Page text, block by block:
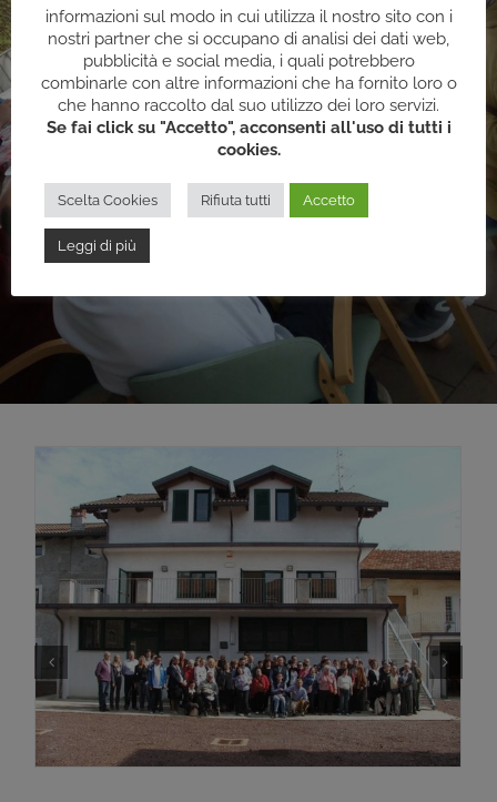
informazioni sul modo in cui utilizza il nostro sito con i
nostri partner che si occupano di analisi dei dati web,
pubblicità e social media, i quali potrebbero
combinarle con altre informazioni che ha fornito loro o
che hanno raccolto dal suo utilizzo dei loro servizi.
Se fai click su "Accetto", acconsenti all'uso di tutti i
cookies.
Scelta Cookies Rifiuta tutti Accetto
Leggi di più